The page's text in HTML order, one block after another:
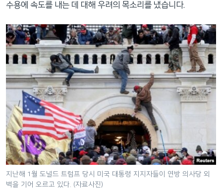
수용에 속도를 내는 데 대해 우려의 목소리를 냈습니다.
지난해 1월 도널드 트럼프 당시 미국 대통령 지지자들이 연방 의사당 외
벽을 기어 오르고 있다. (자료사진)